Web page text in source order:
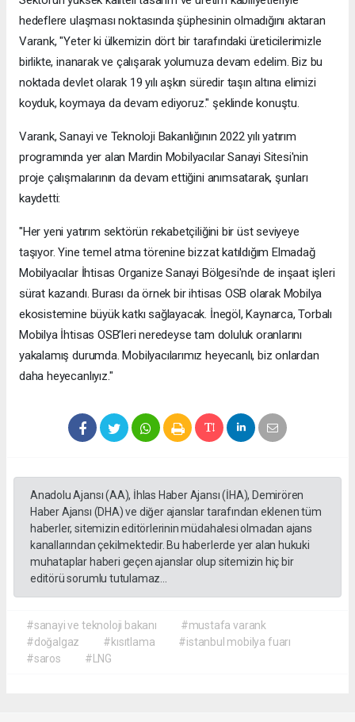
hedeflere ulaşması noktasında şüphesinin olmadığını aktaran
Varank, "Yeter ki ülkemizin dört bir tarafındaki üreticilerimizle
birlikte, inanarak ve çalışarak yolumuza devam edelim. Biz bu
noktada devlet olarak 19 yılı aşkın süredir taşın altına elimizi
koyduk, koymaya da devam ediyoruz." şeklinde konuştu.
Varank, Sanayi ve Teknoloji Bakanlığının 2022 yılı yatırım
programında yer alan Mardin Mobilyacılar Sanayi Sitesi'nin
proje çalışmalarının da devam ettiğini anımsatarak, şunları
kaydetti:
"Her yeni yatırım sektörün rekabetçiliğini bir üst seviyeye
taşıyor. Yine temel atma törenine bizzat katıldığım Elmadağ
Mobilyacılar İhtisas Organize Sanayi Bölgesi'nde de inşaat işleri
sürat kazandı. Burası da örnek bir ihtisas OSB olarak Mobilya
ekosistemine büyük katkı sağlayacak. İnegöl, Kaynarca, Torbalı
Mobilya İhtisas OSB’leri neredeyse tam doluluk oranlarını
yakalamış durumda. Mobilyacılarımız heyecanlı, biz onlardan
daha heyecanlıyız."
Anadolu Ajansı (AA), İhlas Haber Ajansı (İHA), Demirören
Haber Ajansı (DHA) ve diğer ajanslar tarafından eklenen tüm
haberler, sitemizin editörlerinin müdahalesi olmadan ajans
kanallarından çekilmektedir. Bu haberlerde yer alan hukuki
muhataplar haberi geçen ajanslar olup sitemizin hiç bir
editörü sorumlu tutulamaz...
#sanayi ve teknoloji bakanı
#mustafa varank
#doğalgaz
#kısıtlama
#istanbul mobilya fuarı
#saros
#LNG